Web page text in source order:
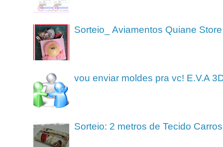
Sorteio_ Aviamentos Quiane Store
vou enviar moldes pra vc! E.V.A
Sorteio: 2 metros de Tecido Carros